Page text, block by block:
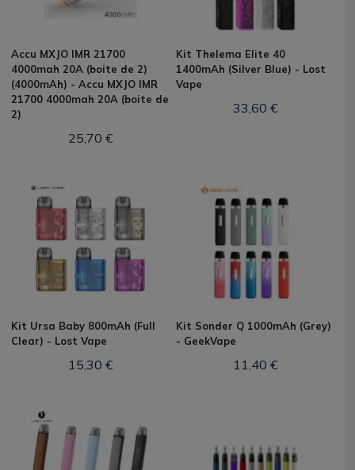
Accu MXJO IMR 21700
4000mah 20A (boite de 2)
(4000mAh) - Accu MXJO IMR
21700 4000mah 20A (boite de
2)
25,70 €
Kit Thelema Elite 40
1400mAh (Silver Blue) - Lost
Vape
33,60 €
Kit Ursa Baby 800mAh (Full
Clear) - Lost Vape
15,30 €
Kit Sonder Q 1000mAh (Grey)
- GeekVape
11,40 €